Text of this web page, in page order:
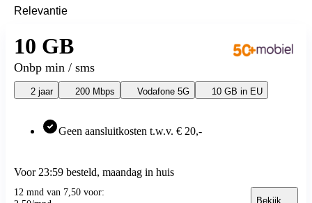
Budget Thuis aanbiedingen
Lebara aanbiedingen
Lebara verlengen
Simpel aanbiedingen
50+ Mobiel aanbiedingen
50+ Mobiel verlengen
Youfone
10 GB
Onbp min / sms
Geen aansluitkosten t.w.v. € 20,-
2 jaar 200 Mbps Vodafone 5G 10 GB in EU
Voor 23:59 besteld, maandag in huis
12 mnd van 7,50 voor:
Bekijk